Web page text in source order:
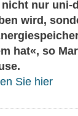
nur uni-
wird,
hat«, so
Sie hier